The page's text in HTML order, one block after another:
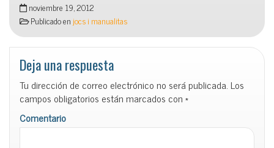
noviembre 19, 2012
Publicado en jocs i manualitas
Deja una respuesta
Tu dirección de correo electrónico no será publicada. Los
campos obligatorios están marcados con*
Comentario